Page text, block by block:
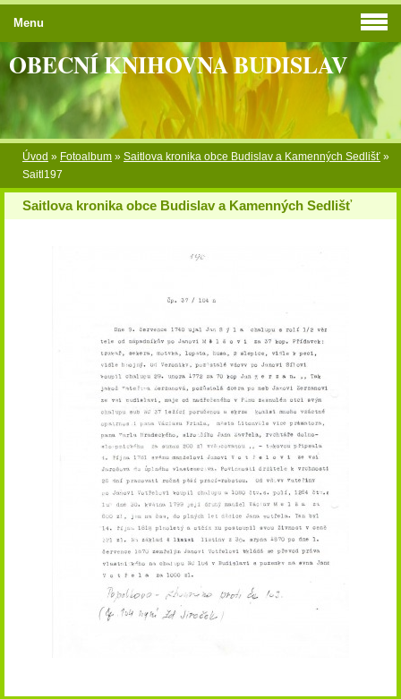
OBECNÍ KNIHOVNA BUDISLAV
Úvod » Fotoalbum » Saitlova kronika obce Budislav a Kamenných Sedlišť »
Saitl197
Saitlova kronika obce Budislav a Kamenných Sedlišť
Menu